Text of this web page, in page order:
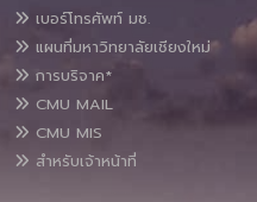
เบอร์โทรศัพท์ มช.
แผนที่มหาวิทยาลัยเชียงใหม่
การบริจาค*
CMU MAIL
CMU MIS
สำหรับเจ้าหน้าที่